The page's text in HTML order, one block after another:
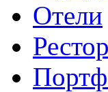
Отели